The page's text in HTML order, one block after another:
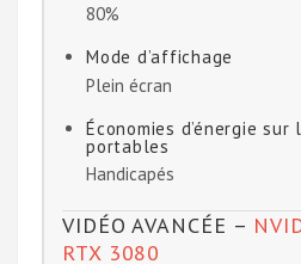
80%
Mode d’affichage
Plein écran
Économies d’énergie
portables
Handicapés
VIDÉO AVANCÉE –
RTX 3080